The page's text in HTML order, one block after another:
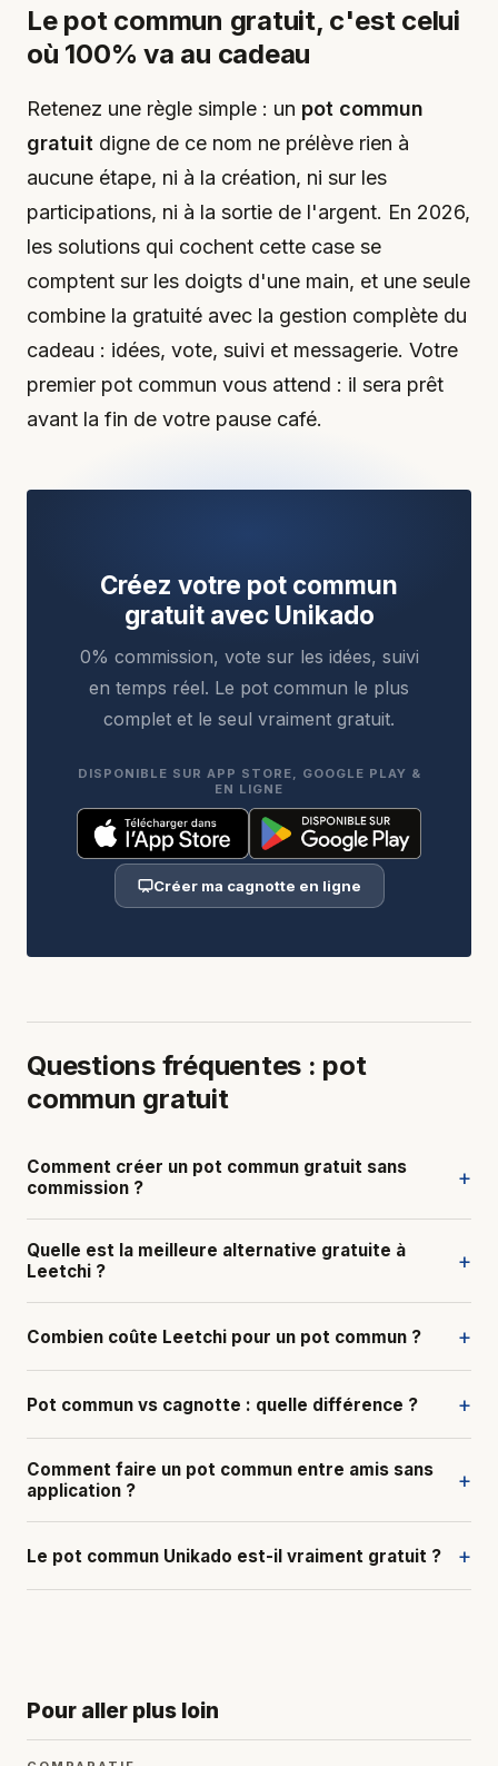
Le pot commun gratuit, c'est celui
où 100% va au cadeau
Retenez une règle simple : un pot commun
gratuit digne de ce nom ne prélève rien à
aucune étape, ni à la création, ni sur les
participations, ni à la sortie de l'argent. En 2026,
les solutions qui cochent cette case se
comptent sur les doigts d'une main, et une seule
combine la gratuité avec la gestion complète du
cadeau : idées, vote, suivi et messagerie. Votre
premier pot commun vous attend : il sera prêt
avant la fin de votre pause café.
Créez votre pot commun
gratuit avec Unikado
0% commission, vote sur les idées, suivi
en temps réel. Le pot commun le plus
complet et le seul vraiment gratuit.
DISPONIBLE SUR APP STORE, GOOGLE PLAY &
EN LIGNE
Créer ma cagnotte en ligne
Questions fréquentes : pot
commun gratuit
Comment créer un pot commun gratuit sans
commission ?
+
Quelle est la meilleure alternative gratuite à
Leetchi ?
+
Combien coûte Leetchi pour un pot commun ? +
Pot commun vs cagnotte : quelle différence ? +
Comment faire un pot commun entre amis sans
application ?
+
Le pot commun Unikado est-il vraiment gratuit ? +
Pour aller plus loin